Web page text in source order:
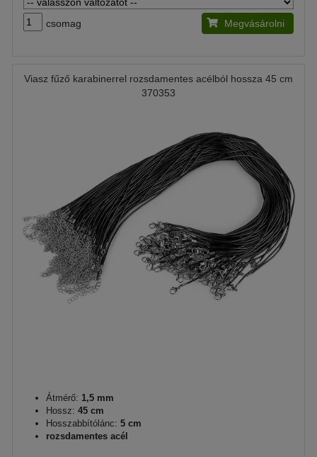
csomag Megvásárolni
Viasz fűző karabinerrel rozsdamentes acélból hossza 45 cm
370353
Átmérő: 1,5 mm
Hossz: 45 cm
Hosszabbítólánc: 5 cm
rozsdamentes acél